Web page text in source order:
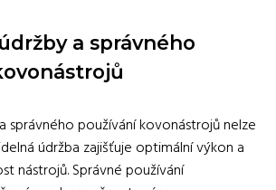
a správného
správného používání kovonástrojů nelze
údržba zajišťuje optimální výkon a
nástrojů. Správné používání